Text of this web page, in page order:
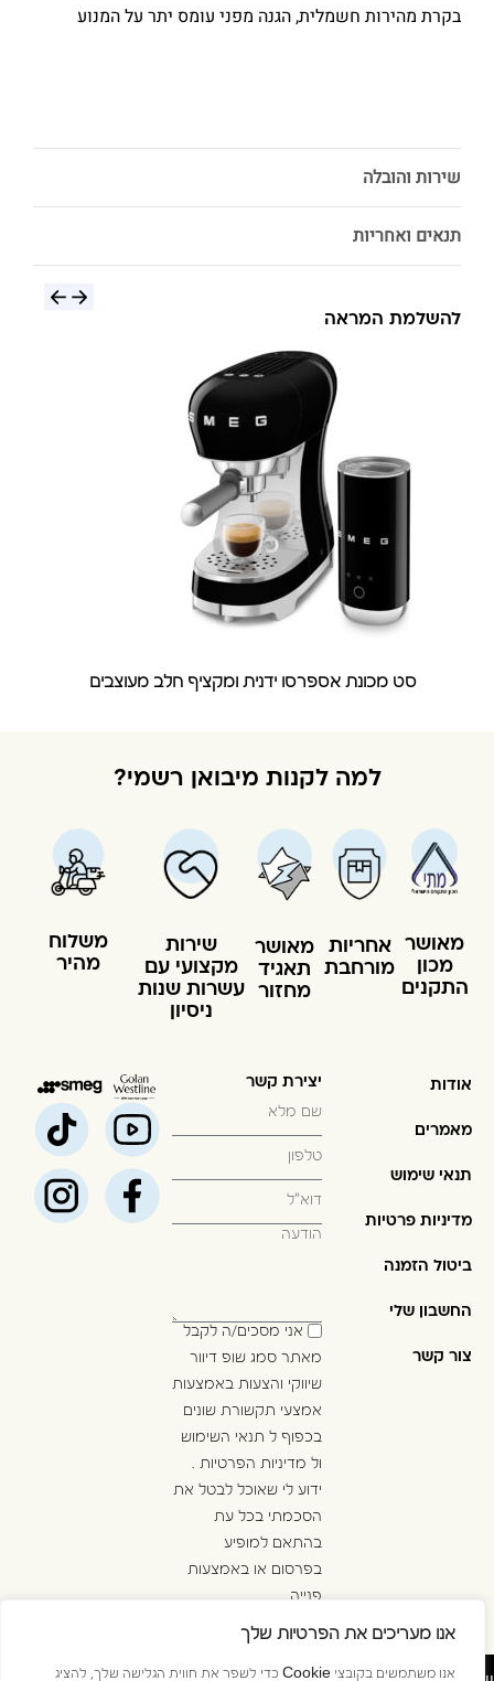
אנו מעריכים את הפרטיות שלך
אנו משתמשים בקובצי Cookie כדי לשפר את חווית הגלישה שלך, להציג
בקרת מהירות חשמלית, הגנה מפני עומס יתר על המנוע
שירות והובלה
תנאים ואחריות
להשלמת המראה
סט מכונת אספרסו ידנית ומקציף חלב מעוצבים
למה לקנות מיבואן רשמי?
מאושר
מכון
התקנים
אחריות
מורחבת
מאושר
תאגיד
מחזור
שירות
מקצועי עם
עשרות שנות
ניסיון
משלוח
מהיר
אודות
מאמרים
תנאי שימוש
מדיניות פרטיות
ביטול הזמנה
החשבון שלי
צור קשר
יצירת קשר
אני מסכים/ה לקבל
מאתר סמג שופ דיוור
שיווקי והצעות באמצעות
אמצעי תקשורת שונים
בכפוף ל תנאי השימוש
ול מדיניות הפרטיות .
ידוע לי שאוכל לבטל את
הסכמתי בכל עת
בהתאם למופיע
בפרסום או באמצעות
פנייה
לinfo@golan-